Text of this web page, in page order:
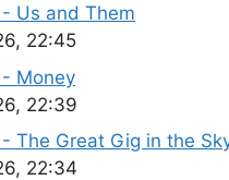
Us and Them
22:45
Money
22:39
The Great Gig in the
22:34